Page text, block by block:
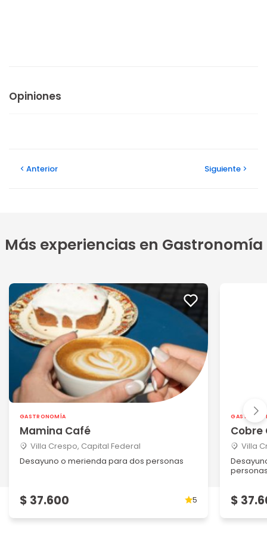
Opiniones
Anterior Siguiente
Más experiencias en Gastronomía
GASTRONOMÍA
Mamina Café
Villa Crespo, Capital Federal
Desayuno o merienda para dos personas
$ 37.600 5
Cobre
Villa
$